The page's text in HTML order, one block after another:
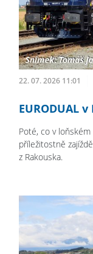
22. 07. 2026 11:01
EURODUAL
Poté, co v
příležitostně
z Rakouska.